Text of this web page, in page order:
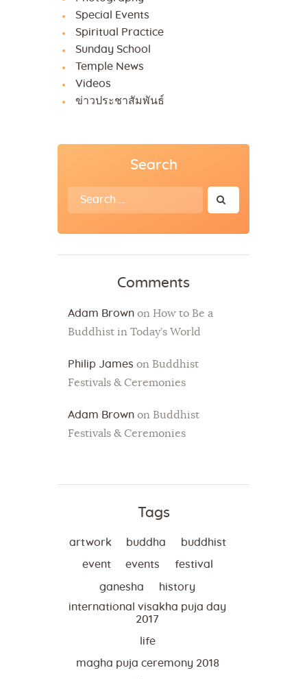
Special Events
Spiritual Practice
Sunday School
Temple News
Videos
ข่าวประชาสัมพันธ์
Search
Search
for:
Comments
Adam Brown on How to Be a
Buddhist in Today’s World
Philip James on Buddhist
Festivals & Ceremonies
Adam Brown on Buddhist
Festivals & Ceremonies
Tags
artwork buddha buddhist
event events festival
ganesha
history
international visakha puja day
2017
life
magha puja ceremony 2018